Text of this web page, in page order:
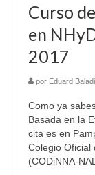
Curso
en
2017
por Eduard
Como ya
Basada en la
cita es en
Colegio Oficial
(CODiNNA-